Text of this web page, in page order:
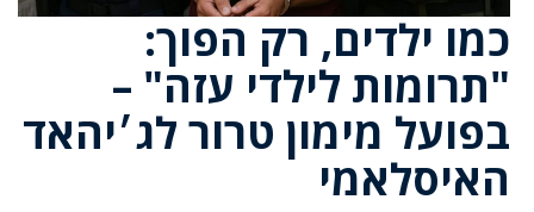
כמו ילדים, רק הפוך:
"תרומות לילדי עזה" –
בפועל מימון טרור לג׳יהאד
האיסלאמי